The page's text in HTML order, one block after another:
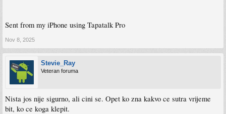
Sent from my iPhone using Tapatalk Pro
Nov 8, 2025
Stevie_Ray
Veteran foruma
Nista jos nije sigurno, ali cini se. Opet ko zna kakvo ce sutra vrijeme
bit, ko ce koga klepit.